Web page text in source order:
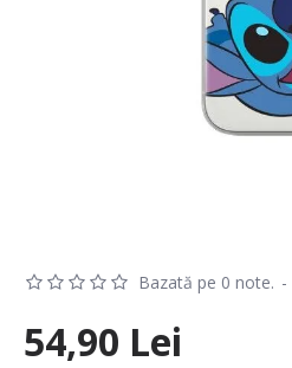
Bazată pe 0 note. -
54,90 Lei